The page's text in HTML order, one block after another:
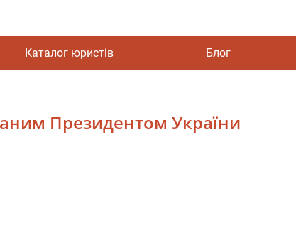
Каталог юристів Блог
Президентом України